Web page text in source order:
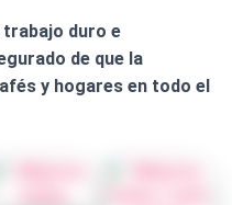
trabajo duro e
de que la
y hogares en todo el